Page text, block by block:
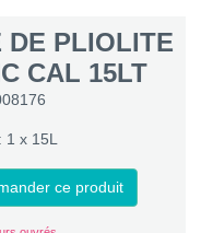
DE PLIOLITE
CAL 15LT
1 x 15L
ce produit